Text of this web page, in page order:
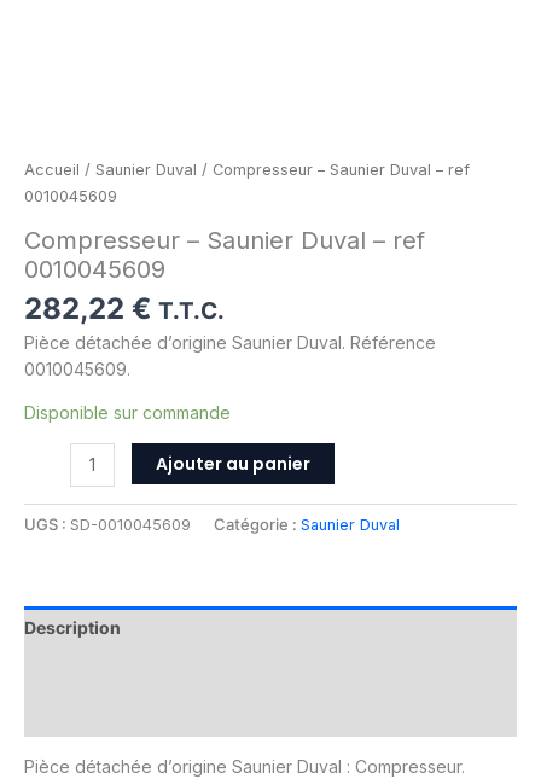
Accueil / Saunier Duval / Compresseur – Saunier Duval – ref
0010045609
Compresseur – Saunier Duval – ref
0010045609
282,22 € T.T.C.
Pièce détachée d’origine Saunier Duval. Référence
0010045609.
Disponible sur commande
Ajouter au panier
UGS : SD-0010045609 Catégorie : Saunier Duval
Description
Pièce détachée d’origine Saunier Duval : Compresseur.